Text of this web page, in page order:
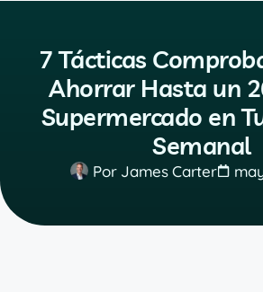
7 Tácticas
Ahorrar Hasta un
Supermercado en
Semanal
PorJames Carter